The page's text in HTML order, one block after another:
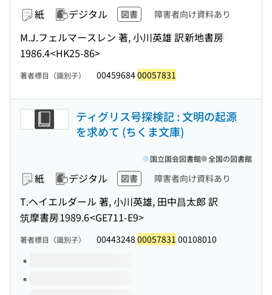
紙 デジタル 図書 障害者向け資料あり
M.J.フェルマースレン 著, 小川英雄 訳新地書房
1986.4<HK25-86>
著者標目（識別子） 0045968400057831
ティグリス号探検記 : 文明の起源
を求めて (ちくま文庫)
紙 デジタル 図書 障害者向け資料あり
T.ヘイエルダール 著, 小川英雄, 田中昌太郎 訳
筑摩書房1989.6<GE711-E9>
国立国会図書館 全国の図書館
著者標目（識別子） 00443248 00057831 00108010
このタイトルの巻号